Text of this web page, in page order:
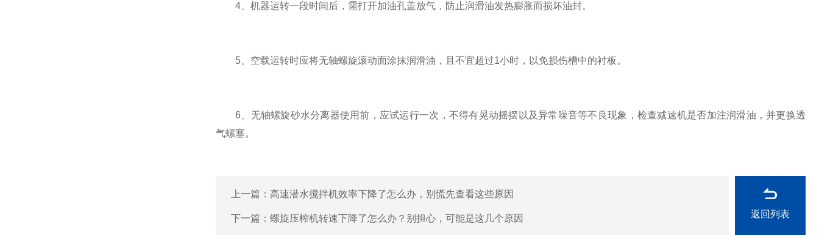
4、机器运转一段时间后，需打开加油孔盖放气，防止润滑油发热膨胀而损坏油封。
5、空载运转时应将无轴螺旋滚动面涂抹润滑油，且不宜超过1小时，以免损伤槽中的衬板。
6、无轴螺旋砂水分离器使用前，应试运行一次，不得有晃动摇摆以及异常噪音等不良现象，检查减速机是否加注润滑油，并更换透
气螺塞。
上一篇： 高速潜水搅拌机效率下降了怎么办，别慌先查看这些原因
下一篇： 螺旋压榨机转速下降了怎么办？别担心，可能是这几个原因 返回列表